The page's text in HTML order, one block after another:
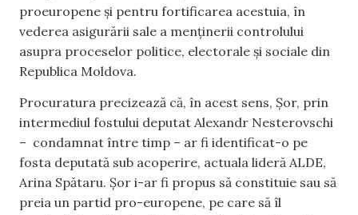
proeuropene și pentru fortificarea acestuia, în
vederea asigurării sale a menținerii controlului
asupra proceselor politice, electorale și sociale din
Republica Moldova.
Procuratura precizează că, în acest sens, Șor, prin
intermediul fostului deputat Alexandr Nesterovschi
– condamnat între timp – ar fi identificat-o pe
fosta deputată sub acoperire, actuala lideră ALDE,
Arina Spătaru. Șor i-ar fi propus să constituie sau să
preia un partid pro-europene, pe care să îl